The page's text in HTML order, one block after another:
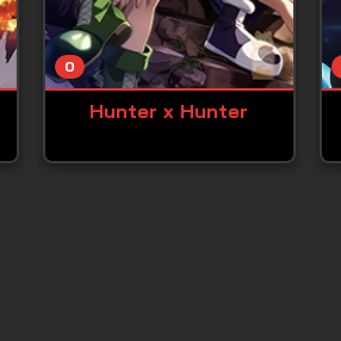
Tập 25
Tập 26
Tập 28
0
Hunter x Hunter